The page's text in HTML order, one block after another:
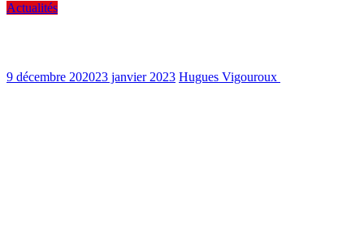
Actualités
9 décembre 202023 janvier 2023 Hugues Vigouroux